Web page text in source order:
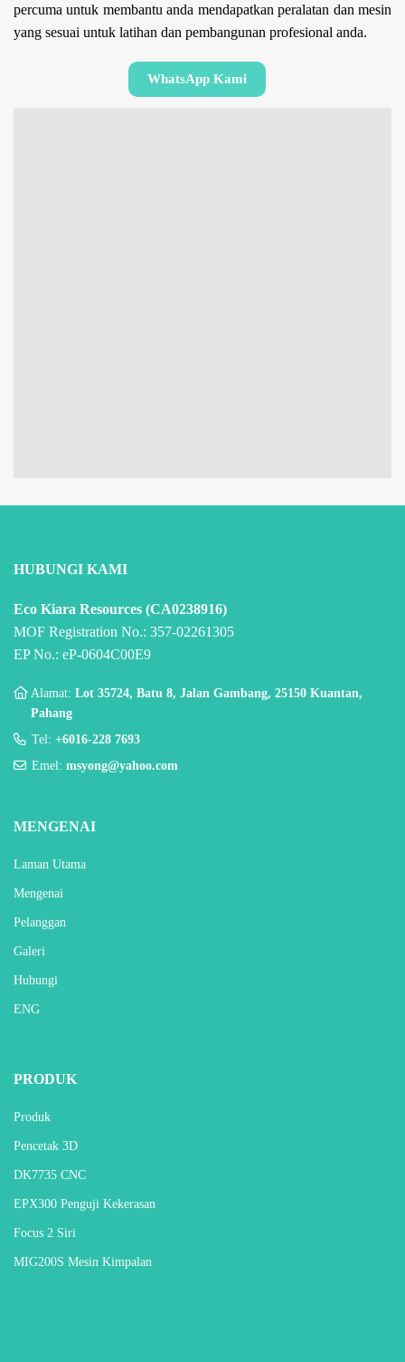
percuma untuk membantu anda mendapatkan peralatan dan mesin
yang sesuai untuk latihan dan pembangunan profesional anda.
WhatsApp Kami
HUBUNGI KAMI
Eco Kiara Resources (CA0238916)
MOF Registration No.: 357-02261305
EP No.: eP-0604C00E9
Alamat:Lot 35724, Batu 8, Jalan Gambang, 25150 Kuantan,
Pahang
Tel: +6016-228 7693
Emel: msyong@yahoo.com
MENGENAI
Laman Utama
Mengenai
Pelanggan
Galeri
Hubungi
ENG
PRODUK
Produk
Pencetak 3D
DK7735 CNC
EPX300 Penguji Kekerasan
Focus 2 Siri
MIG200S Mesin Kimpalan